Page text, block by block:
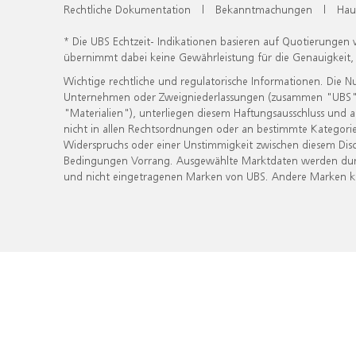
Rechtliche Dokumentation | Bekanntmachungen |
* Die UBS Echtzeit- Indikationen basieren auf
übernimmt dabei keine Gewährleistung für die
Wichtige rechtliche und regulatorische Informationen. Die
Unternehmen oder Zweigniederlassungen (zusammen
"Materialien"), unterliegen diesem Haftungsausschluss
nicht in allen Rechtsordnungen oder an bestimmte
Widerspruchs oder einer Unstimmigkeit zwischen diesem
Bedingungen Vorrang. Ausgewählte Marktdaten werden
und nicht eingetragenen Marken von UBS. Andere Marken